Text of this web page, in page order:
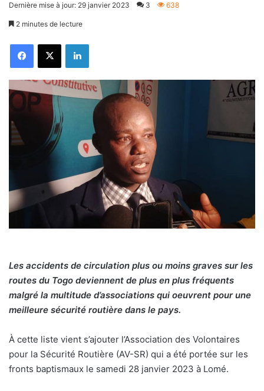
Dernière mise à jour: 29 janvier 2023 3 638
2 minutes de lecture
FacebookX Linkedin
Les accidents de circulation plus ou moins graves sur les
routes du Togo deviennent de plus en plus fréquents
malgré la multitude d’associations qui oeuvrent pour une
meilleure sécurité routière dans le pays.
À cette liste vient s’ajouter l’Association des Volontaires
pour la Sécurité Routière (AV-SR) qui a été portée sur les
fronts baptismaux le samedi 28 janvier 2023 à Lomé.